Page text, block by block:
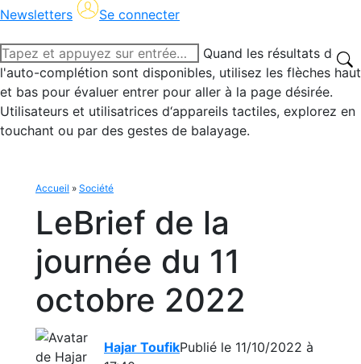
Newsletters
Se connecter
Recherche
:
Quand les résultats de
l'auto-complétion sont disponibles, utilisez les flèches haut
et bas pour évaluer entrer pour aller à la page désirée.
Utilisateurs et utilisatrices d‘appareils tactiles, explorez en
touchant ou par des gestes de balayage.
Accueil » Société
LeBrief de la
journée du 11
octobre 2022
Hajar ToufikPublié le 11/10/2022 à